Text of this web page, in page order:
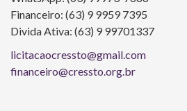
Financeiro: (63) 9 9959 7395
Divida Ativa: (63) 9 99701337
licitacaocressto@gmail.com
financeiro@cressto.org.br